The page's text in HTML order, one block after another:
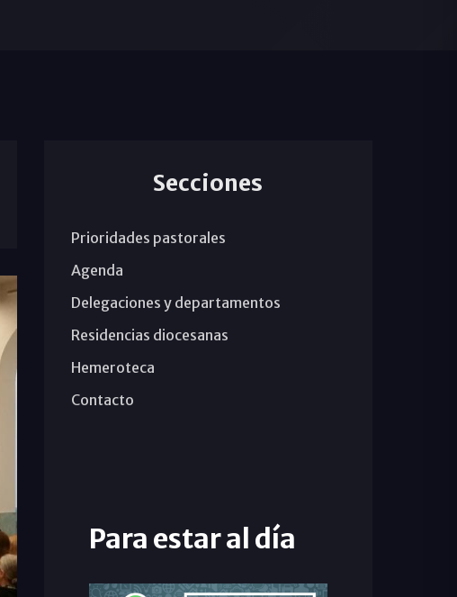
Secciones
Prioridades pastorales
Agenda
Delegaciones y departamentos
Residencias diocesanas
Hemeroteca
Contacto
Para estar al día